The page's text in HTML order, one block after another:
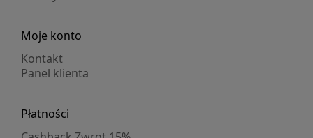
Moje konto
Kontakt
Panel klienta
Płatności